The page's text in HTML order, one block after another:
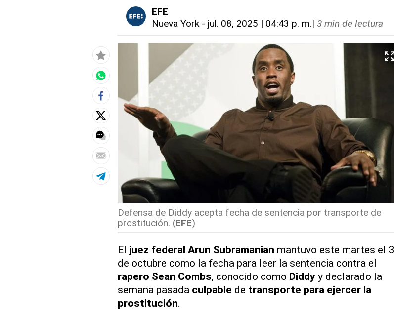
EFE
Nueva York- jul. 08, 2025 | 04:43 p. m.| 3 min de lectura
Defensa de Diddy acepta fecha de sentencia por transporte de
prostitución. (EFE)
El juez federal Arun Subramanian mantuvo este martes el 3
de octubre como la fecha para leer la sentencia contra el
rapero Sean Combs, conocido como Diddyy declarado la
semana pasada culpable de transporte para ejercer la
prostitución.